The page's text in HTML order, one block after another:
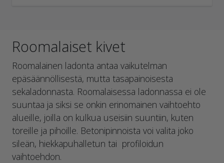
Roomalaiset kivet
Roomalainen ladonta antaa vaikutelman
epäsäännöllisestä, mutta tasapainoisesta
sekaladonnasta. Roomalaisessa ladonnassa ei ole
suuntaa ja siksi se onkin erinomainen vaihtoehto
alueille, joilla on kulkua useisiin suuntiin, kuten
toreille ja pihoille. Betonipinnoista voi valita joko
sileän, hiekkapuhalletun tai profiloidun
vaihtoehdon.